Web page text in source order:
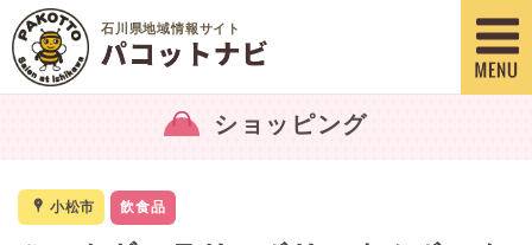
石川県地域情報サイト
ショッピング
x 小松市 飲食品